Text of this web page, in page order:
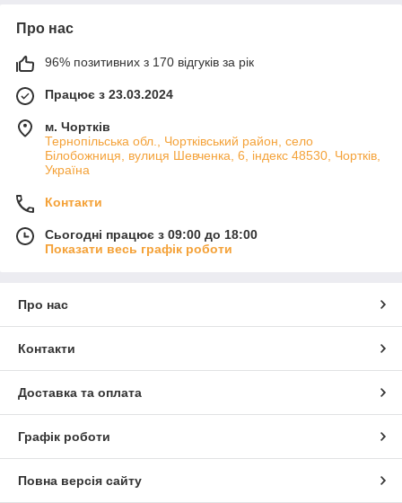
Про нас
96% позитивних з 170 відгуків за рік
Працює з 23.03.2024
м. Чортків
Тернопільська обл., Чортківський район, село
Білобожниця, вулиця Шевченка, 6, індекс 48530, Чортків,
Україна
Контакти
Сьогодні працює з 09:00 до 18:00
Показати весь графік роботи
Про нас
Контакти
Доставка та оплата
Графік роботи
Повна версія сайту